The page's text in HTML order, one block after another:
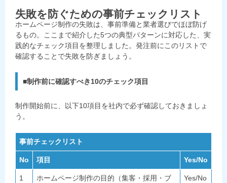
失敗を防ぐための事前チェックリスト
ホームページ制作の失敗は、事前準備と業者選びでほぼ防げ
るもの。ここまで紹介した5つの典型パターンに対応した、実
践的なチェック項目を整理しました。発注前にこのリストで
確認することで失敗を防ぎましょう。
■制作前に確認すべき10のチェック項目
制作開始前に、以下10項目を社内で必ず確認しておきましょ
う。
事前チェックリスト
No 項目 Yes/No
1
ホームページ制作の目的（集客・採用・ブ
Yes/No